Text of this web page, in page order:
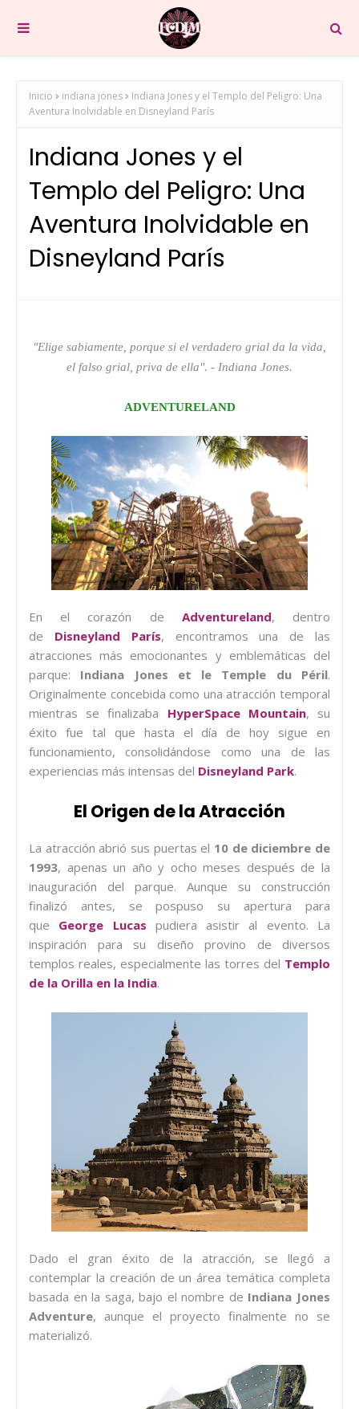
Inicio indiana jones
Indiana Jones y el Templo del Peligro: Una
Aventura Inolvidable en Disneyland París
Indiana Jones y el
Templo del Peligro: Una
Aventura Inolvidable en
Disneyland París
"Elige sabiamente, porque si el verdadero grial da la vida,
el falso grial, priva de ella". - Indiana Jones.
ADVENTURELAND
En el corazón de Adventureland, dentro
de Disneyland París, encontramos una de las
atracciones más emocionantes y emblemáticas del
parque: Indiana Jones et le Temple du Péril.
Originalmente concebida como una atracción temporal
mientras se finalizaba HyperSpace Mountain, su
éxito fue tal que hasta el día de hoy sigue en
funcionamiento, consolidándose como una de las
experiencias más intensas del Disneyland Park.
El Origen de la Atracción
La atracción abrió sus puertas el 10 de diciembre de
1993, apenas un año y ocho meses después de la
inauguración del parque. Aunque su construcción
finalizó antes, se pospuso su apertura para
que George Lucas pudiera asistir al evento. La
inspiración para su diseño provino de diversos
templos reales, especialmente las torres del Templo
de la Orilla en la India.
Dado el gran éxito de la atracción, se llegó a
contemplar la creación de un área temática completa
basada en la saga, bajo el nombre de Indiana Jones
Adventure, aunque el proyecto finalmente no se
materializó.